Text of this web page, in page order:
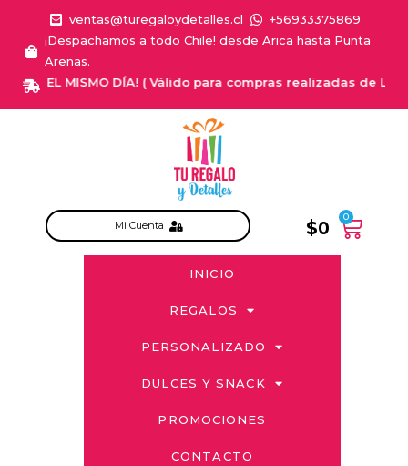
ventas@turegaloydetalles.cl
+56933375869
¡Despachamos a todo Chile! desde Arica hasta Punta
Arenas.
EL MISMO DÍA! ( Válido para compras realizadas de
Mi Cuenta $0
0
INICIO
REGALOS
PERSONALIZADO
DULCES Y SNACK
PROMOCIONES
CONTACTO